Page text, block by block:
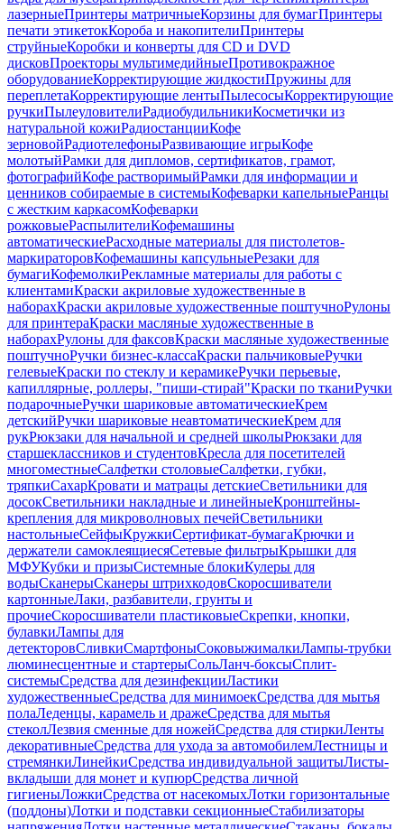
лазерныеПринтеры матричныеКорзины для бумагПринтеры
печати этикетокКороба и накопителиПринтеры
струйныеКоробки и конверты для CD и DVD
дисковПроекторы мультимедийныеПротивокражное
оборудованиеКорректирующие жидкостиПружины для
переплетаКорректирующие лентыПылесосыКорректирующие
ручкиПылеуловителиРадиобудильникиКосметички из
натуральной кожиРадиостанцииКофе
зерновойРадиотелефоныРазвивающие игрыКофе
молотыйРамки для дипломов, сертификатов, грамот,
фотографийКофе растворимыйРамки для информации и
ценников собираемые в системыКофеварки капельныеРанцы
с жестким каркасомКофеварки
рожковыеРаспылителиКофемашины
автоматическиеРасходные материалы для пистолетов-
маркираторовКофемашины капсульныеРезаки для
бумагиКофемолкиРекламные материалы для работы с
клиентамиКраски акриловые художественные в
наборахКраски акриловые художественные поштучноРулоны
для принтераКраски масляные художественные в
наборахРулоны для факсовКраски масляные художественные
поштучноРучки бизнес-классаКраски пальчиковыеРучки
гелевыеКраски по стеклу и керамикеРучки перьевые,
капиллярные, роллеры, "пиши-стирай"Краски по тканиРучки
подарочныеРучки шариковые автоматическиеКрем
детскийРучки шариковые неавтоматическиеКрем для
рукРюкзаки для начальной и средней школыРюкзаки для
старшеклассников и студентовКресла для посетителей
многоместныеСалфетки столовыеСалфетки, губки,
тряпкиСахарКровати и матрацы детскиеСветильники для
досокСветильники накладные и линейныеКронштейны-
крепления для микроволновых печейСветильники
настольныеСейфыКружкиСертификат-бумагаКрючки и
держатели самоклеящиесяСетевые фильтрыКрышки для
МФУКубки и призыСистемные блокиКулеры для
водыСканерыСканеры штрихкодовСкоросшиватели
картонныеЛаки, разбавители, грунты и
прочиеСкоросшиватели пластиковыеСкрепки, кнопки,
булавкиЛампы для
детекторовСливкиСмартфоныСоковыжималкиЛампы-трубки
люминесцентные и стартерыСольЛанч-боксыСплит-
системыСредства для дезинфекцииЛастики
художественныеСредства для минимоекСредства для мытья
полаЛеденцы, карамель и дражеСредства для мытья
стеколЛезвия сменные для ножейСредства для стиркиЛенты
декоративныеСредства для ухода за автомобилемЛестницы и
стремянкиЛинейкиСредства индивидуальной защитыЛисты-
вкладыши для монет и купюрСредства личной
гигиеныЛожкиСредства от насекомыхЛотки горизонтальные
(поддоны)Лотки и подставки секционныеСтабилизаторы